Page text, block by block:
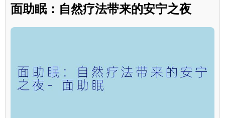
面助眠：自然疗法带来的安宁之夜